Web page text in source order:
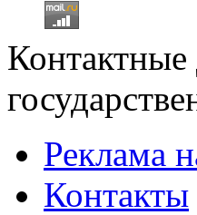
Реклама
Контакты